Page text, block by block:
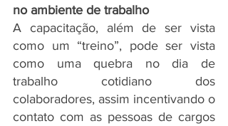
no ambiente de trabalho
A capacitação, além de ser vista
como um “treino”, pode ser vista
como uma quebra no dia de
trabalho cotidiano dos
colaboradores, assim incentivando o
contato com as pessoas de cargos